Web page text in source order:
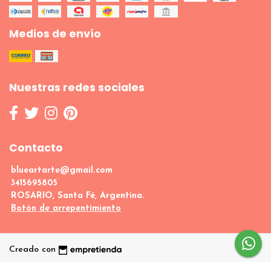
Medios de envío
Nuestras redes sociales
Contacto
blueartarte@gmail.com
3415695805
ROSARIO, Santa Fé, Argentina.
Botón de arrepentimiento
Creado con